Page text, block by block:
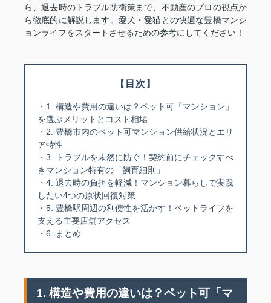
ら、退去時のトラブル防衛策まで、不動産のプロの視点か
ら徹底的に解説します。愛犬・愛猫との快適な豊橋マンシ
ョンライフをスタートさせるための参考にしてください！
【目次】
・1. 構造や費用の違いは？ペット可「マンション」
を選ぶメリットとコスト相場
・2. 豊橋市内のペット可マンション供給状況とエリ
ア特性
・3. トラブルを未然に防ぐ！契約前にチェックすべ
きマンション特有の「飼育細則」
・4. 退去時の負担を軽減！マンション暮らしで実践
したい4つの原状回復対策
・5. 豊橋駅周辺の利便性を活かす！ペットライフを
支える主要店舗アクセス
・6. まとめ
1. 構造や費用の違いは？ペット可「マ